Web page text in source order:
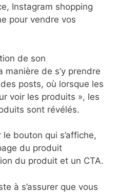
Instagram shopping
pour vendre vos
de son
de s’y prendre
posts, où lorsque les
voir les produits », les
sont révélés.
le bouton qui s’affiche,
du produit
du produit et un CTA.
à s’assurer que vous